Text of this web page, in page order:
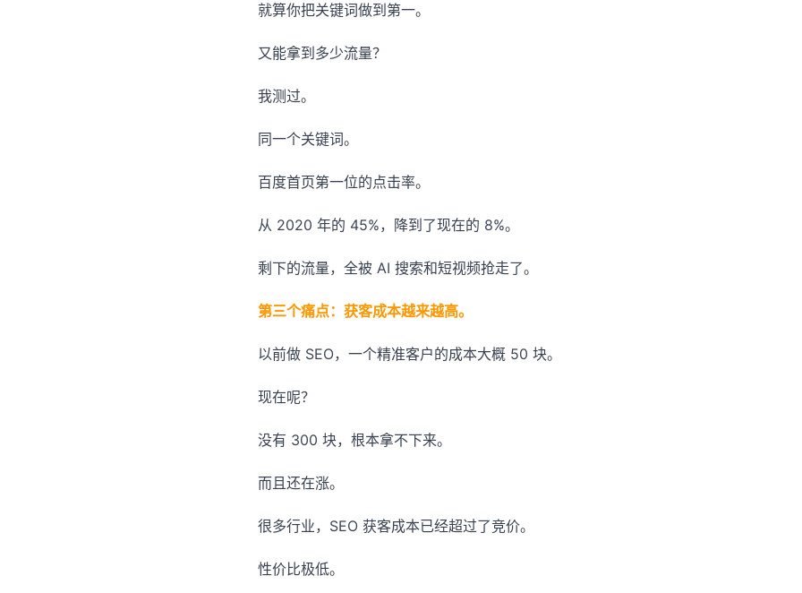
就算你把关键词做到第一。
又能拿到多少流量？
我测过。
同一个关键词。
百度首页第一位的点击率。
从 2020 年的 45%，降到了现在的 8%。
剩下的流量，全被 AI 搜索和短视频抢走了。
第三个痛点：获客成本越来越高。
以前做 SEO，一个精准客户的成本大概 50 块。
现在呢？
没有 300 块，根本拿不下来。
而且还在涨。
很多行业，SEO 获客成本已经超过了竞价。
性价比极低。